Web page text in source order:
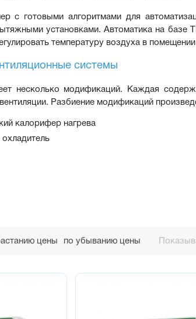
с готовыми алгоритмами для
установками. Автоматика на базе
температуру воздуха в помещении
системы
несколько модификаций. Каждая
Разбиение модификаций
калорифер нагрева
цены по убыванию цены